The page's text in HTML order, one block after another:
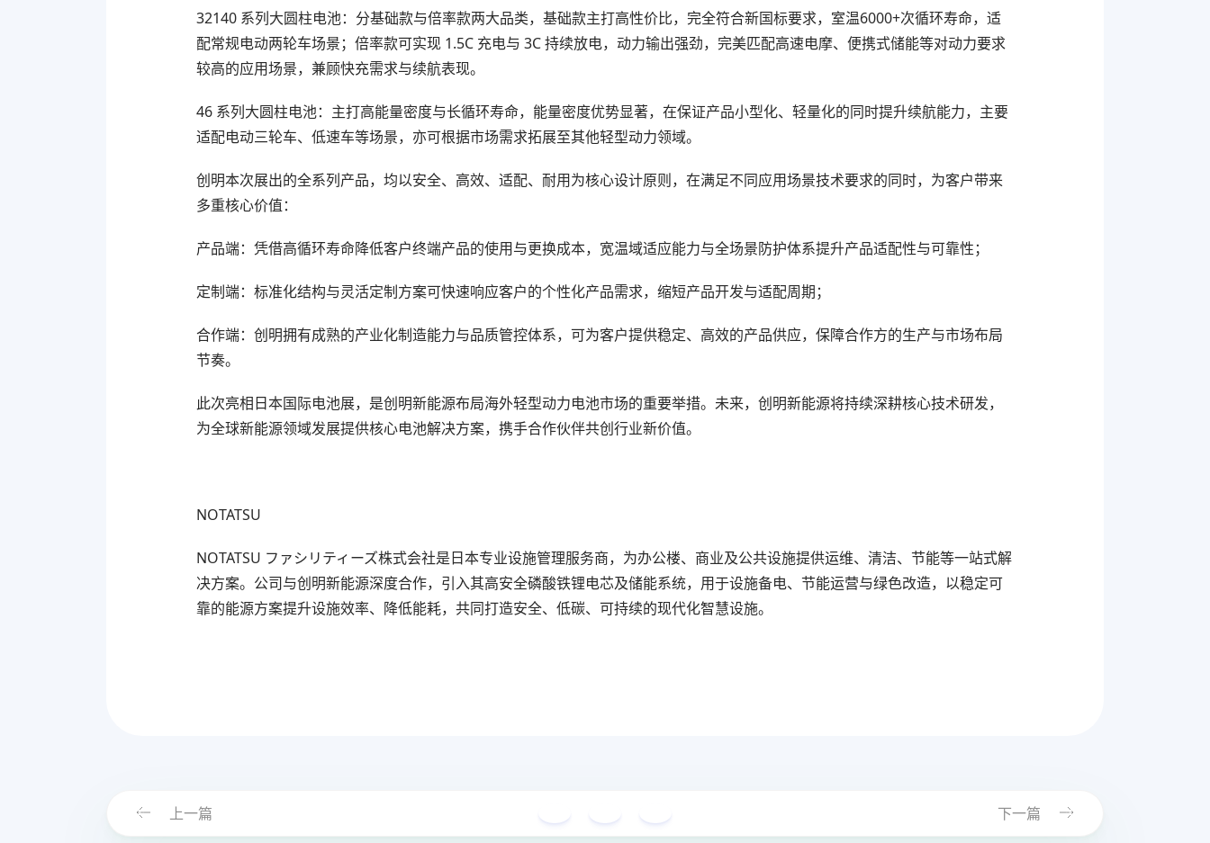
32140 系列大圆柱电池：分基础款与倍率款两大品类，基础款主打高性价比，完全符合新国标要求，室温6000+次循环寿命，适
配常规电动两轮车场景；倍率款可实现 1.5C 充电与 3C 持续放电，动力输出强劲，完美匹配高速电摩、便携式储能等对动力要求
较高的应用场景，兼顾快充需求与续航表现。
46 系列大圆柱电池：主打高能量密度与长循环寿命，能量密度优势显著，在保证产品小型化、轻量化的同时提升续航能力，主要
适配电动三轮车、低速车等场景，亦可根据市场需求拓展至其他轻型动力领域。
创明本次展出的全系列产品，均以安全、高效、适配、耐用为核心设计原则，在满足不同应用场景技术要求的同时，为客户带来
多重核心价值：
产品端：凭借高循环寿命降低客户终端产品的使用与更换成本，宽温域适应能力与全场景防护体系提升产品适配性与可靠性；
定制端：标准化结构与灵活定制方案可快速响应客户的个性化产品需求，缩短产品开发与适配周期；
合作端：创明拥有成熟的产业化制造能力与品质管控体系，可为客户提供稳定、高效的产品供应，保障合作方的生产与市场布局
节奏。
此次亮相日本国际电池展，是创明新能源布局海外轻型动力电池市场的重要举措。未来，创明新能源将持续深耕核心技术研发，
为全球新能源领域发展提供核心电池解决方案，携手合作伙伴共创行业新价值。
NOTATSU
NOTATSU ファシリティーズ株式会社是日本专业设施管理服务商，为办公楼、商业及公共设施提供运维、清洁、节能等一站式解
决方案。公司与创明新能源深度合作，引入其高安全磷酸铁锂电芯及储能系统，用于设施备电、节能运营与绿色改造，以稳定可
靠的能源方案提升设施效率、降低能耗，共同打造安全、低碳、可持续的现代化智慧设施。
上一篇 下一篇